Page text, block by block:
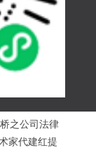
之公司法律
家代建红提